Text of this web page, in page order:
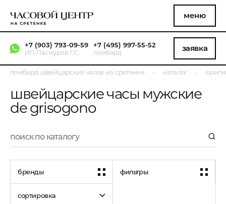
меню
+7 (903) 793-09-59
ИП Пасмуров Г.С.
+7 (495) 997-55-52
ломбард заявка
ломбард швейцарских часов на сретенке каталог
швейцарские часы мужские
de grisogono
бренды фильтры
сортировка